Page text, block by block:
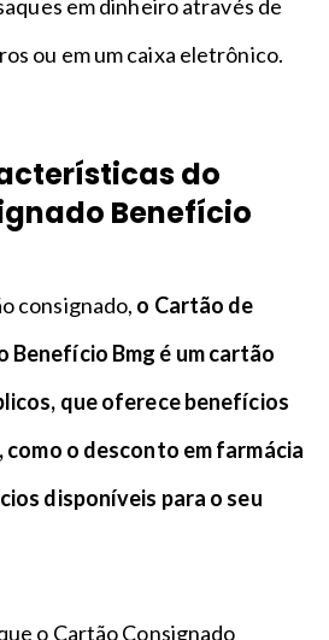
em dinheiro através de
ou em um caixa eletrônico.
do
Benefício
consignado, o Cartão de
Benefício Bmg é um cartão
que oferece benefícios
o desconto em farmácia
disponíveis para o seu
o Cartão Consignado